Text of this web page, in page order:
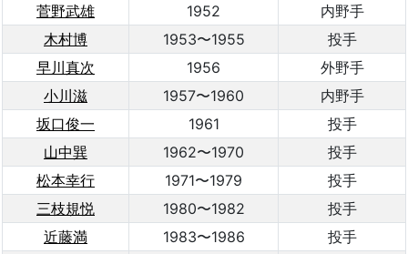
菅野武雄
1952
内野手
木村博
1953〜1955
投手
早川真次
1956
外野手
小川滋
1957〜1960
内野手
坂口俊一
1961
投手
山中巽
1962〜1970
投手
松本幸行
1971〜1979
投手
三枝規悦
1980〜1982
投手
近藤満
1983〜1986
投手